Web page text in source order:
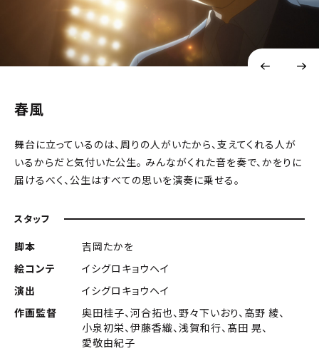
春風
舞台に立っているのは、周りの人がいたから、支えてくれる人が
いるからだと気付いた公生。 みんながくれた音を奏で、かをりに
届けるべく、公生はすべての思いを演奏に乗せる。
スタッフ
脚本
吉岡たかを
絵コンテ
イシグロキョウヘイ
演出
イシグロキョウヘイ
作画監督
奥田桂子、河合拓也、野々下いおり、高野 綾、
小泉初栄、伊藤香織、浅賀和行、髙田 晃、
愛敬由紀子